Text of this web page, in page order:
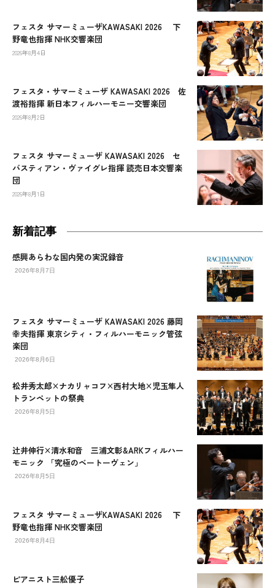
フェスタ サマーミューザKAWASAKI 2026 下
野竜也指揮 NHK交響楽団
2026年8月4日
フェスタ・サマーミューザ KAWASAKI 2026 佐
渡裕指揮 新日本フィルハーモニー交響楽団
2026年8月2日
フェスタ サマーミューザ KAWASAKI 2026 セ
バスティアン・ヴァイグレ指揮 読売日本交響楽
団
2026年8月1日
新着記事
感興あらわな国内発の実況録音
2026年8月7日
フェスタ サマーミューザ KAWASAKI 2026 藤岡
幸夫指揮 東京シティ・フィルハーモニック管弦
楽団
2026年8月6日
松井秀太郎×ナカリャコフ×西村大地×児玉隼人
トランペットの祭典
2026年8月5日
辻󠄀井伸行×清水和音 三浦文彰&ARKフィルハー
モニック 「究極のベートーヴェン」
2026年8月5日
フェスタ サマーミューザKAWASAKI 2026 下
野竜也指揮 NHK交響楽団
2026年8月4日
ピアニスト三舩優子